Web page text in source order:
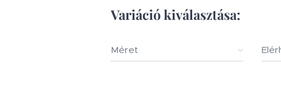
Variáció kiválasztása:
Méret